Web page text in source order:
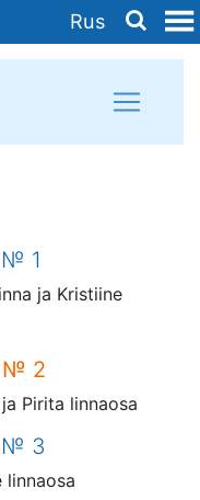
Rus
№ 1
ja Kristiine
№ 2
Pirita linnaosa
№ 3
linnaosa